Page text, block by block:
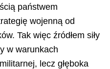
państwem
wojenną od
Tak więc źródłem siły
w warunkach
lecz głęboka